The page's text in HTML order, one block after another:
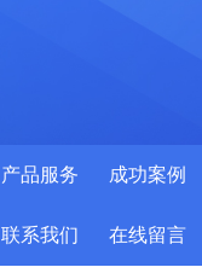
产品服务 成功案例
联系我们 在线留言